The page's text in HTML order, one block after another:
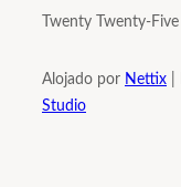
Twenty Twenty-Five
Alojado por Nettix
Studio